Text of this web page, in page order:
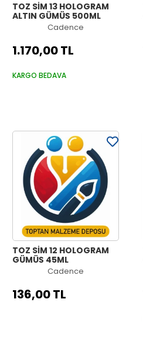
TOZ SİM 13 HOLOGRAM
ALTIN GÜMÜŞ 500ML
Cadence
1.170,00 TL
KARGO BEDAVA
TOZ SİM 12 HOLOGRAM
GÜMÜŞ 45ML
Cadence
136,00 TL